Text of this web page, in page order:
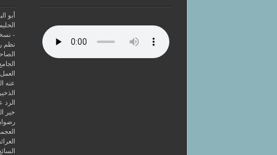
أبو
-
نظم
عنه
خير